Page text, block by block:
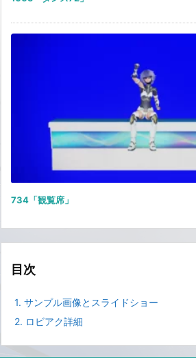
734「観覧席」
目次
1. サンプル画像とスライドショー
2. ロビアク詳細